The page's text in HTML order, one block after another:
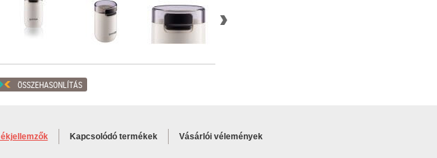
ÖSSZEHASONLÍTÁS
Kapcsolódó termékek Vásárlói vélemények